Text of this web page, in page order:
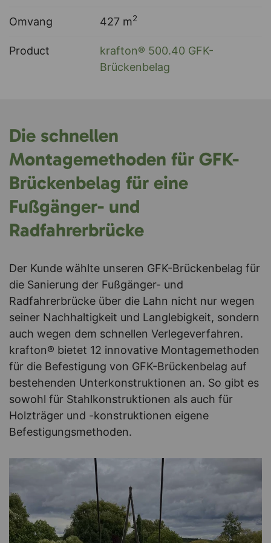
Omvang 427 m2
Product
krafton® 500.40 GFK-
Brückenbelag
Die schnellen
Montagemethoden für GFK-
Brückenbelag für eine
Fußgänger- und
Radfahrerbrücke
Der Kunde wählte unseren GFK-Brückenbelag für
die Sanierung der Fußgänger- und
Radfahrerbrücke über die Lahn nicht nur wegen
seiner Nachhaltigkeit und Langlebigkeit, sondern
auch wegen dem schnellen Verlegeverfahren.
krafton® bietet 12 innovative Montagemethoden
für die Befestigung von GFK-Brückenbelag auf
bestehenden Unterkonstruktionen an. So gibt es
sowohl für Stahlkonstruktionen als auch für
Holzträger und -konstruktionen eigene
Befestigungsmethoden.